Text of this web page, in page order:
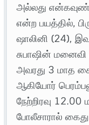
அல்லது
என்ற பயத்தில்,
ஷாலினி (24),
சுபாஷின்
அவரது 3 மாத
ஆகியோர்
நேற்றிரவு
போலீசாரால்